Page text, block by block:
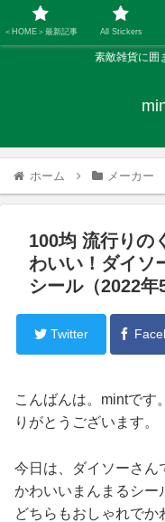
素敵雑貨に囲
ホーム メーカー
100均 流行りの
わいい！ダイソ
シール（2022年
Twitter
こんばんは。mintです
りがとうございます。
今日は、ダイソーさん
かわいいまんまるシー
どちらもおしゃれでか
＜HOME＞最新記事 All Stickers